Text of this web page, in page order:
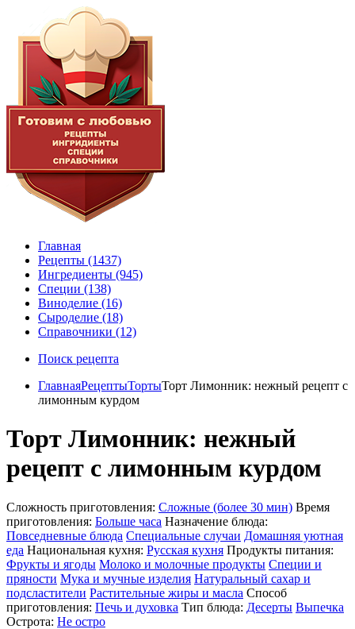
Главная
Рецепты (1437)
Ингредиенты (945)
Специи (138)
Виноделие (16)
Сыроделие (18)
Справочники (12)
Поиск рецепта
ГлавнаяРецептыТортыТорт Лимонник: нежный рецепт с
лимонным курдом
Торт Лимонник: нежный
рецепт с лимонным курдом
Сложность приготовления: Сложные (более 30 мин) Время
приготовления: Больше часа Назначение блюда:
Повседневные блюда Специальные случаи Домашняя уютная
еда Национальная кухня: Русская кухня Продукты питания:
Фрукты и ягоды Молоко и молочные продукты Специи и
пряности Мука и мучные изделия Натуральный сахар и
подсластители Растительные жиры и масла Способ
приготовления: Печь и духовка Тип блюда: Десерты Выпечка
Острота: Не остро